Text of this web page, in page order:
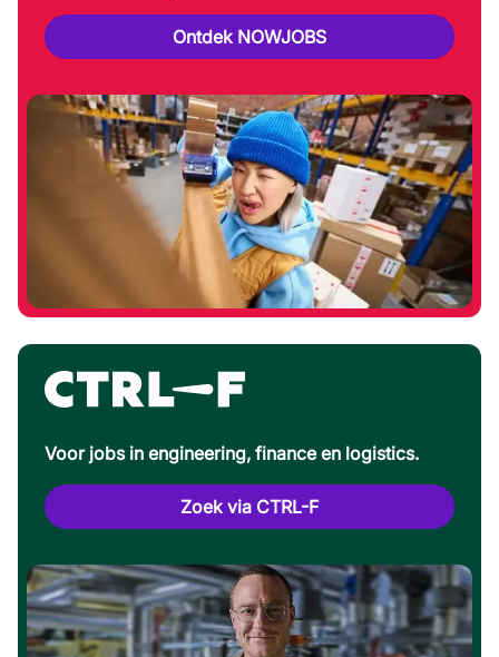
Ontdek NOWJOBS
Voor jobs in engineering, finance en logistics.
Zoek via CTRL-F